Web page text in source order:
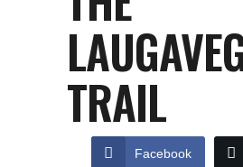
TRAIL
Facebook